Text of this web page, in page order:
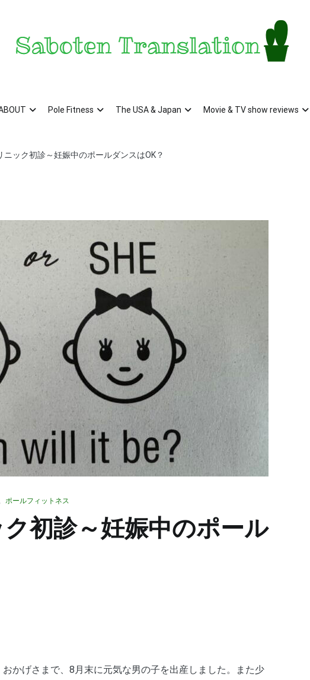
Pole Fitness The USA & Japan Movie & TV show reviews
ニック初診～妊娠中のポールダンスはOK？
ポールフィットネス
初診～妊娠中のポール